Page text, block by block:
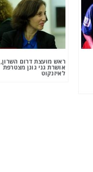
ראש מועצת דרום השרון,
אושרת גני גונן מצטרפת
לאיזנקוט